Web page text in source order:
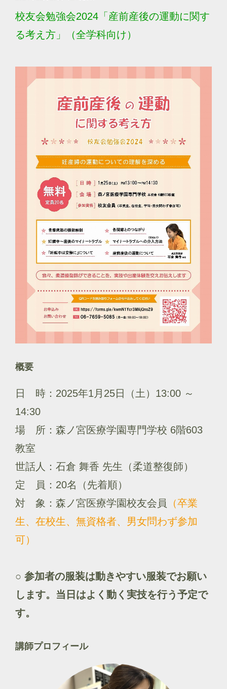
校友会勉強会2024「産前産後の運動に関す
る考え方」（全学科向け）
概要
日 時：2025年1月25日（土）13:00 ～
14:30
場 所：森ノ宮医療学園専門学校 6階603
教室
世話人：石倉 舞香 先生（柔道整復師）
定 員：20名（先着順）
対 象：森ノ宮医療学園校友会員
（卒業
生、在校生、無資格者、男女問わず参加
可）
○ 参加者の服装は動きやすい服装でお願い
します。当日はよく動く実技を行う予定で
す。
講師プロフィール